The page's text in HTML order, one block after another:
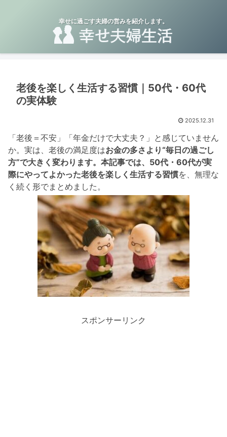
幸せに過ごす夫婦の営みを紹介します。
老後を楽しく生活する習慣｜50代・60代
の実体験
2025.12.31
「老後＝不安」「年金だけで大丈夫？」と感じていません
か。実は、老後の満足度はお金の多さより“毎日の過ごし
方”で大きく変わります。本記事では、50代・60代が実
際にやってよかった老後を楽しく生活する習慣を、無理な
く続く形でまとめました。
スポンサーリンク